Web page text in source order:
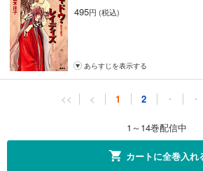
495円 (税込)
あらすじを表示する
影の王国 十六夜異聞
あらすじを表示する
<< < 1 2 ・ ・
1～14巻配信中
カートに全巻入れ